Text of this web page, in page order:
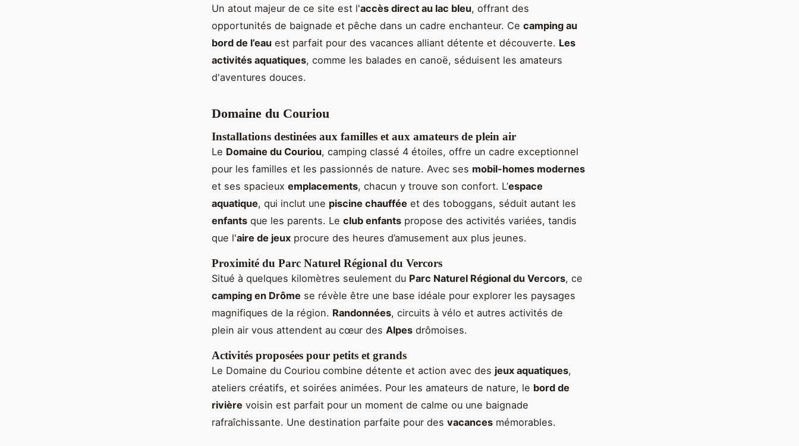
Un atout majeur de ce site est l'accès direct au lac bleu, offrant des
opportunités de baignade et pêche dans un cadre enchanteur. Ce camping au
bord de l’eau est parfait pour des vacances alliant détente et découverte. Les
activités aquatiques, comme les balades en canoë, séduisent les amateurs
d'aventures douces.
Domaine du Couriou
Installations destinées aux familles et aux amateurs de plein air
Le Domaine du Couriou, camping classé 4 étoiles, offre un cadre exceptionnel
pour les familles et les passionnés de nature. Avec ses mobil-homes modernes
et ses spacieux emplacements, chacun y trouve son confort. L’espace
aquatique, qui inclut une piscine chauffée et des toboggans, séduit autant les
enfants que les parents. Le club enfants propose des activités variées, tandis
que l'aire de jeux procure des heures d’amusement aux plus jeunes.
Proximité du Parc Naturel Régional du Vercors
Situé à quelques kilomètres seulement du Parc Naturel Régional du Vercors, ce
camping en Drôme se révèle être une base idéale pour explorer les paysages
magnifiques de la région. Randonnées, circuits à vélo et autres activités de
plein air vous attendent au cœur des Alpes drômoises.
Activités proposées pour petits et grands
Le Domaine du Couriou combine détente et action avec des jeux aquatiques,
ateliers créatifs, et soirées animées. Pour les amateurs de nature, le bord de
rivière voisin est parfait pour un moment de calme ou une baignade
rafraîchissante. Une destination parfaite pour des vacances mémorables.